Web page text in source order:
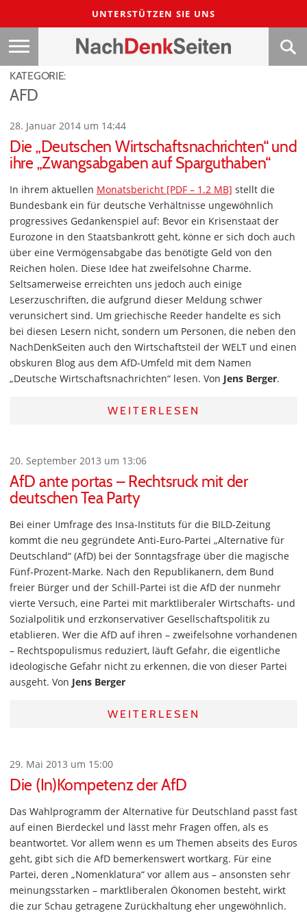
UNTERSTÜTZEN SIE UNS
KATEGORIE:
AFD
28. Januar 2014 um 14:44
Die „Deutschen Wirtschaftsnachrichten“ und
ihre „Zwangsabgaben auf Sparguthaben“
In ihrem aktuellen Monatsbericht [PDF – 1.2 MB] stellt die
Bundesbank ein für deutsche Verhältnisse ungewöhnlich
progressives Gedankenspiel auf: Bevor ein Krisenstaat der
Eurozone in den Staatsbankrott geht, könne er sich doch auch
über eine Vermögensabgabe das benötigte Geld von den
Reichen holen. Diese Idee hat zweifelsohne Charme.
Seltsamerweise erreichten uns jedoch auch einige
Leserzuschriften, die aufgrund dieser Meldung schwer
verunsichert sind. Um griechische Reeder handelte es sich
bei diesen Lesern nicht, sondern um Personen, die neben den
NachDenkSeiten auch den Wirtschaftsteil der WELT und einen
obskuren Blog aus dem AfD-Umfeld mit dem Namen
„Deutsche Wirtschaftsnachrichten“ lesen. Von Jens Berger.
WEITERLESEN
20. September 2013 um 13:06
AfD ante portas – Rechtsruck mit der
deutschen Tea Party
Bei einer Umfrage des Insa-Instituts für die BILD-Zeitung
kommt die neu gegründete Anti-Euro-Partei „Alternative für
Deutschland“ (AfD) bei der Sonntagsfrage über die magische
Fünf-Prozent-Marke. Nach den Republikanern, dem Bund
freier Bürger und der Schill-Partei ist die AfD der nunmehr
vierte Versuch, eine Partei mit marktliberaler Wirtschafts- und
Sozialpolitik und erzkonservativer Gesellschaftspolitik zu
etablieren. Wer die AfD auf ihren – zweifelsohne vorhandenen
– Rechtspopulismus reduziert, läuft Gefahr, die eigentliche
ideologische Gefahr nicht zu erkennen, die von dieser Partei
ausgeht. Von Jens Berger
WEITERLESEN
29. Mai 2013 um 15:00
Die (In)Kompetenz der AfD
Das Wahlprogramm der Alternative für Deutschland passt fast
auf einen Bierdeckel und lässt mehr Fragen offen, als es
beantwortet. Vor allem wenn es um Themen abseits des Euros
geht, gibt sich die AfD bemerkenswert wortkarg. Für eine
Partei, deren „Nomenklatura“ vor allem aus – ansonsten sehr
meinungsstarken – marktliberalen Ökonomen besteht, wirkt
die zur Schau getragene Zurückhaltung eher ungewöhnlich.